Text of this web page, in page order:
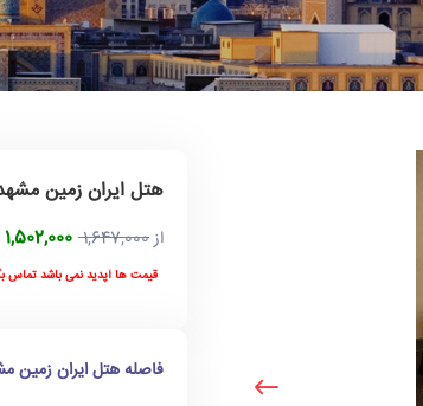
هتل ایران زمین
از1,647,000 1,502,000 تومان
قیمت ها آپدید نمی باشد تماس
فاصله هتل ایران زمین